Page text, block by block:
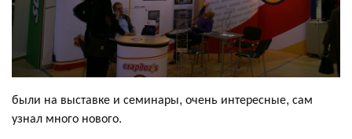
были на выставке и семинары, очень интересные, сам
узнал много нового.